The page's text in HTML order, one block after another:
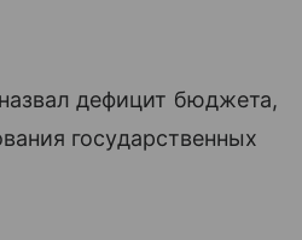
дефицит бюджета,
государственных